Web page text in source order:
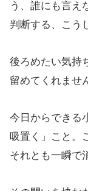
う、誰にも言え
判断する、こう
後ろめたい気持
留めてくれませ
今日からできる
吸置く」こと。
それとも一瞬で